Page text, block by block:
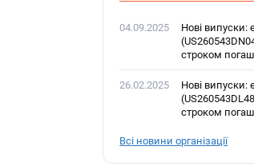
04.09.2025
Нові випуски:
строком
26.02.2025
Нові випуски:
строком
Всі новини організації